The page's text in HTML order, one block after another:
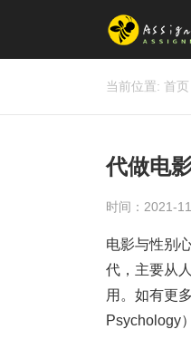
当前位置: 首页
代做电
时间：2021-
电影与性别
代，主要从
用。如有更
Psychology